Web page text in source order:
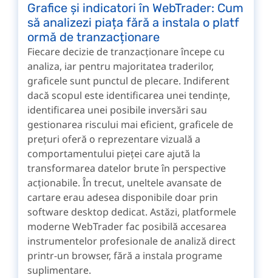
Grafice și indicatori în WebTrader: Cum
să analizezi piața fără a instala o platf
ormă de tranzacționare
Fiecare decizie de tranzacționare începe cu
analiza, iar pentru majoritatea traderilor,
graficele sunt punctul de plecare. Indiferent
dacă scopul este identificarea unei tendințe,
identificarea unei posibile inversări sau
gestionarea riscului mai eficient, graficele de
prețuri oferă o reprezentare vizuală a
comportamentului pieței care ajută la
transformarea datelor brute în perspective
acționabile. În trecut, uneltele avansate de
cartare erau adesea disponibile doar prin
software desktop dedicat. Astăzi, platformele
moderne WebTrader fac posibilă accesarea
instrumentelor profesionale de analiză direct
printr-un browser, fără a instala programe
suplimentare.